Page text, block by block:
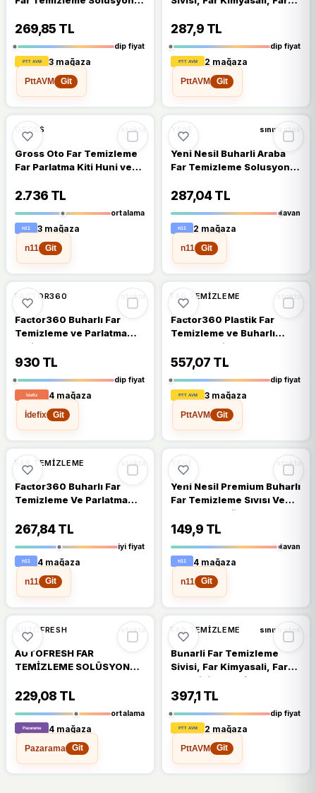
500Ml
269,85 TL
dip fiyat
3 mağaza
PttAVM
Git
Fari Parlatici 1Kg
287,9 TL
dip fiyat
2 mağaza
PttAVM
Git
GROSS stokta
Gross Oto Far Temizleme
Far Parlatma Kiti Huni ve
2.736 TL
ortalama
3 mağaza
n11
Git
%17
YENI sınırlı stok
Yeni Nesil Buharli Araba
Far Temizleme Solusyonu
250Ml
287,04 TL
tavan
2 mağaza
n11
Git
%7
FACTOR360 stokta
Factor360 Buharlı Far
Temizleme ve Parlatma
Seti
930 TL
dip fiyat
4 mağaza
İdefix
Git
%7
FAR TEMIZLEME stokta
Factor360 Plastik Far
Temizleme ve Buharlı
Parlatma Cihazı
557,07 TL
dip fiyat
3 mağaza
PttAVM
Git
%14
FAR TEMIZLEME stokta
Factor360 Buharlı Far
Temizleme Ve Parlatma
267,84 TL
iyi fiyat
4 mağaza
n11
Git
%31 %31 DÜŞTÜ
YENI stokta
Yeni Nesil Premium Buharlı
Far Temizleme Sıvısı Ve
Parlatma Solüsyonu
Kloroform Uyumlu 250 Gr
149,9 TL
tavan
4 mağaza
n11
Git
%27 DÜŞTÜ
AUTOFRESH stokta
AUTOFRESH FAR
TEMİZLEME SOLÜSYONU
ARAÇ FAR YENİLEME 800
229,08 TL
ortalama
4 mağaza
Pazarama
Git
FAR TEMIZLEME sınırlı stok
Buharli Far Temizleme
Sivisi, Far Kimyasali, Far
Parlatici, Kloroform, Araba
Fari Parlatici 2Kg
397,1 TL
dip fiyat
2 mağaza
PttAVM
Git